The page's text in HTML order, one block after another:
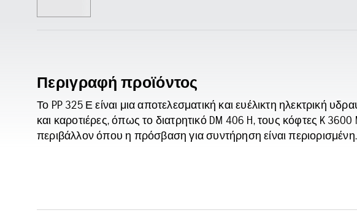
Περιγραφή προϊόντος
Το PP 325 Ε είναι μια αποτελεσματική και ευέλικτη ηλεκτρική
και καροτιέρες, όπως το διατρητικό DM 406 H, τους κόφτες K 3600
περιβάλλον όπου η πρόσβαση για συντήρηση είναι περιορισμένη.